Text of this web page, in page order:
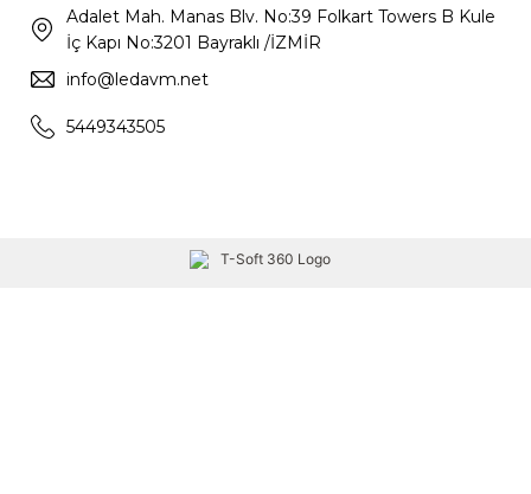
Adalet Mah. Manas Blv. No:39 Folkart Towers B Kule
İç Kapı No:3201 Bayraklı /İZMİR
info@ledavm.net
5449343505